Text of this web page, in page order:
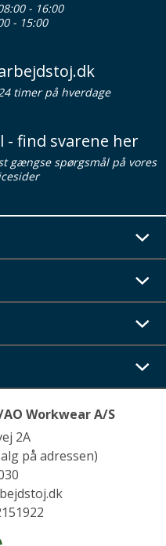
- 16:00
- 15:00
timer på hverdage
- find svarene her
gængse spørgsmål på vores
Workwear A/S
2A
på adressen)